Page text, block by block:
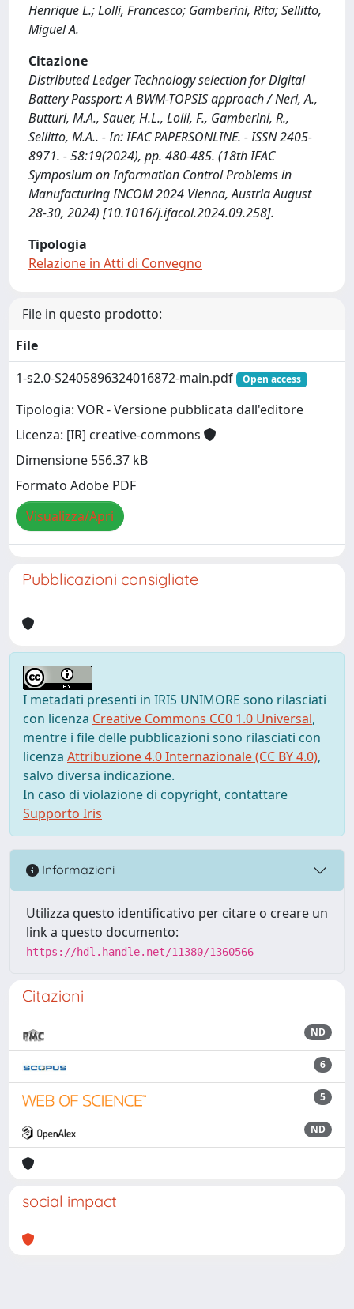
Henrique L.; Lolli, Francesco; Gamberini, Rita; Sellitto,
Miguel A.
Citazione
Distributed Ledger Technology selection for Digital
Battery Passport: A BWM-TOPSIS approach / Neri, A.,
Butturi, M.A., Sauer, H.L., Lolli, F., Gamberini, R.,
Sellitto, M.A.. - In: IFAC PAPERSONLINE. - ISSN 2405-
8971. - 58:19(2024), pp. 480-485. (18th IFAC
Symposium on Information Control Problems in
Manufacturing INCOM 2024 Vienna, Austria August
28-30, 2024) [10.1016/j.ifacol.2024.09.258].
Tipologia
Relazione in Atti di Convegno
File in questo prodotto:
File
1-s2.0-S2405896324016872-main.pdf
Open access
Tipologia: VOR - Versione pubblicata dall'editore
Licenza: [IR] creative-commons
Dimensione 556.37 kB
Formato Adobe PDF
Visualizza/Apri
Pubblicazioni consigliate
I metadati presenti in IRIS UNIMORE sono rilasciati
con licenza Creative Commons CC0 1.0 Universal,
mentre i file delle pubblicazioni sono rilasciati con
licenza Attribuzione 4.0 Internazionale (CC BY 4.0),
salvo diversa indicazione.
In caso di violazione di copyright, contattare
Supporto Iris
Informazioni
Utilizza questo identificativo per citare o creare un
link a questo documento:
https://hdl.handle.net/11380/1360566
Citazioni
ND
6
5
ND
social impact